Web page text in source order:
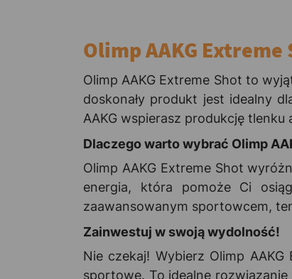
Olimp AAKG
Olimp AAKG Extreme Shot to
doskonały produkt jest idealny
AAKG wspierasz produkcję tlenku
Dlaczego warto wybrać Olimp
Olimp AAKG Extreme Shot
energia, która pomoże Ci
zaawansowanym sportowcem,
Zainwestuj w swoją wydolność!
Nie czekaj! Wybierz Olimp
sportowe. To idealne